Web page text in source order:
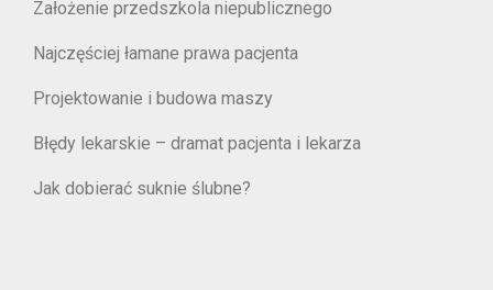
Założenie przedszkola niepublicznego
Najczęściej łamane prawa pacjenta
Projektowanie i budowa maszy
Błędy lekarskie – dramat pacjenta i lekarza
Jak dobierać suknie ślubne?